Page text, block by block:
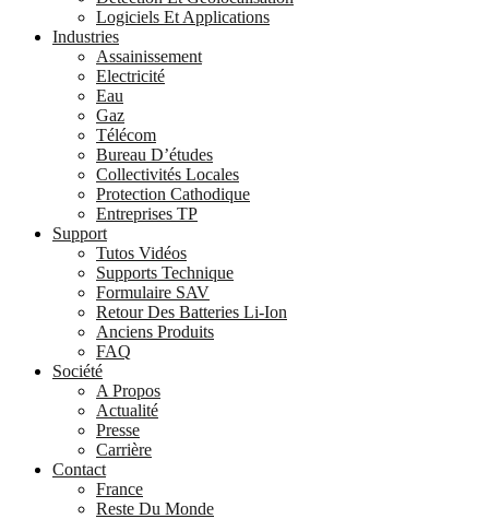
Logiciels Et Applications
Industries
Assainissement
Electricité
Eau
Gaz
Télécom
Bureau D’études
Collectivités Locales
Protection Cathodique
Entreprises TP
Support
Tutos Vidéos
Supports Technique
Formulaire SAV
Retour Des Batteries Li-Ion
Anciens Produits
FAQ
Société
A Propos
Actualité
Presse
Carrière
Contact
France
Reste Du Monde